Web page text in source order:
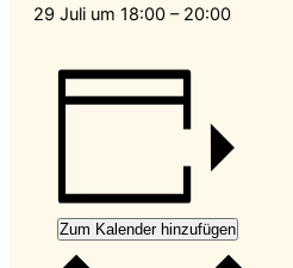
29 Juli um 18:00 – 20:00
Zum Kalender hinzufügen